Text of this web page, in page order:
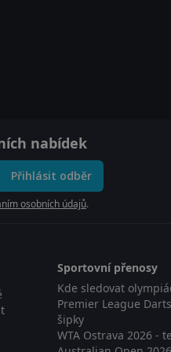
nabídek
Přihlásit odběr
osobních údajů.
Sportovní přenosy
Kde sledovat
Premier League
šipky
WTA Ostrava 2026 -